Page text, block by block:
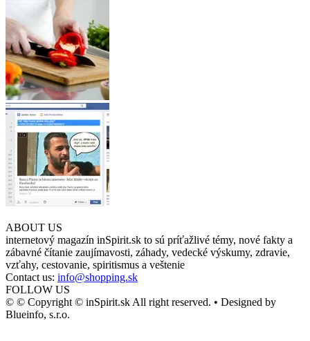
ABOUT US
internetový magazín inSpirit.sk to sú príťažlivé témy, nové fakty a
zábavné čítanie zaujímavosti, záhady, vedecké výskumy, zdravie,
vzťahy, cestovanie, spiritismus a veštenie
Contact us: info@shopping.sk
FOLLOW US
© © Copyright © inSpirit.sk All right reserved. • Designed by
Blueinfo, s.r.o.